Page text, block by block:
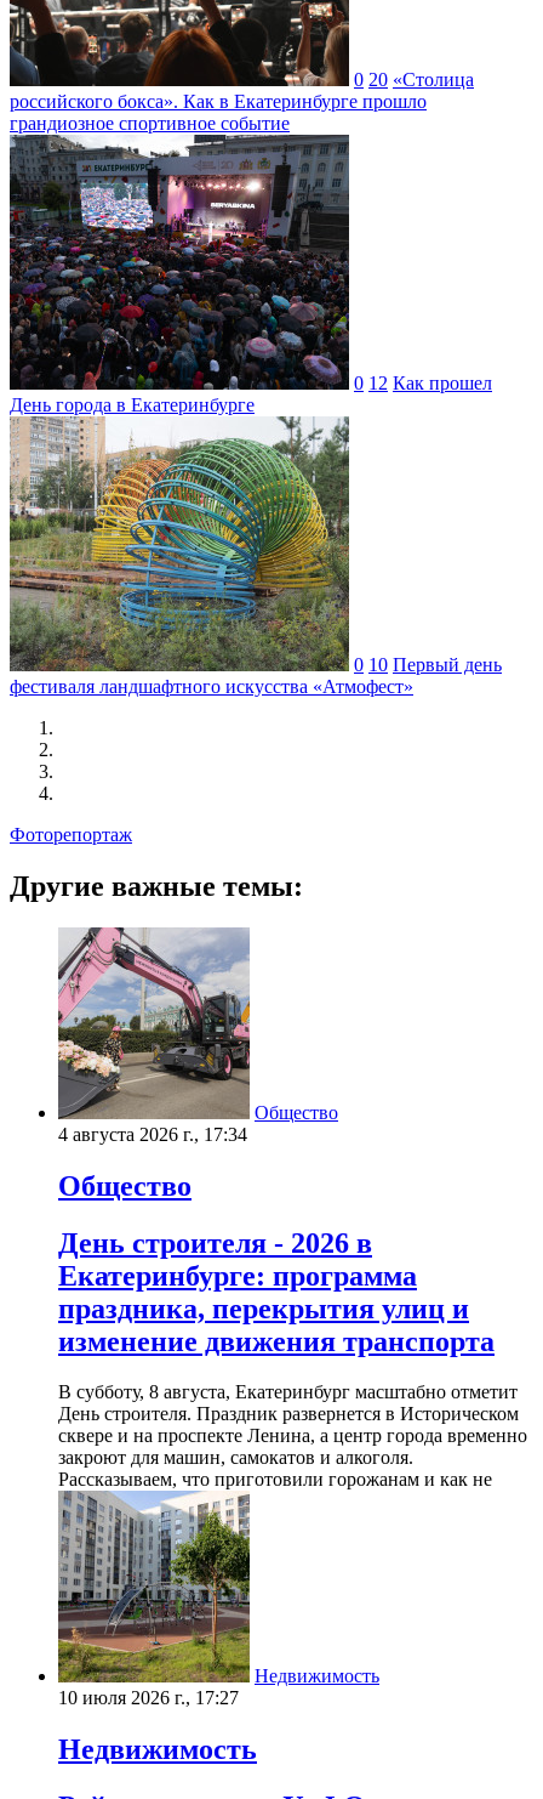
0 20 «Столица
российского бокса». Как в Екатеринбурге прошло
грандиозное спортивное событие
0 12 Как прошел
День города в Екатеринбурге
0 10 Первый день
фестиваля ландшафтного искусства «Атмофест»
Фоторепортаж
Другие важные темы:
Общество
4 августа 2026 г., 17:34
Общество
День строителя - 2026 в
Екатеринбурге: программа
праздника, перекрытия улиц и
изменение движения транспорта
В субботу, 8 августа, Екатеринбург масштабно отметит
День строителя. Праздник развернется в Историческом
сквере и на проспекте Ленина, а центр города временно
закроют для машин, самокатов и алкоголя.
Рассказываем, что приготовили горожанам и как не
Недвижимость
10 июля 2026 г., 17:27
Недвижимость